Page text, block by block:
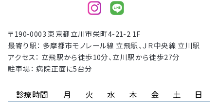
〒190-0003 東京都立川市栄町4-21-2 1F
最寄り駅： 多摩都市モノレール線 立飛駅、ＪＲ中央線 立川駅
アクセス： 立飛駅から徒歩10分、立川駅から徒歩27分
駐車場： 病院正面に5台分
診療時間 月 火 水 木 金 土 日